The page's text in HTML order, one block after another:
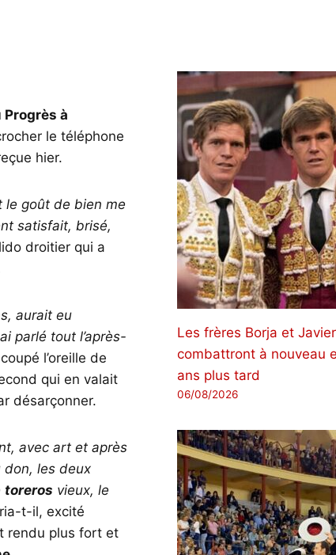
Progrès à
le téléphone
hier.
le goût de bien me
satisfait, brisé,
droitier qui a
aurait eu
parlé tout l’après-
l’oreille de
qui en valait
désarçonner.
avec art et après
don, les deux
toreros vieux, le
t-il, excité
rendu plus fort et
Les frères Borja et
combattront à nouveau
ans plus tard
06/08/2026